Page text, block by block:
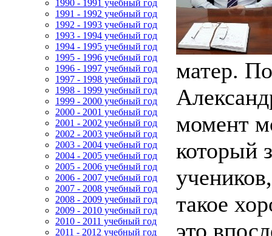
1990 - 1991 учебный год
1991 - 1992 учебный год
1992 - 1993 учебный год
1993 - 1994 учебный год
1994 - 1995 учебный год
1995 - 1996 учебный год
1996 - 1997 учебный год
1997 - 1998 учебный год
1998 - 1999 учебный год
1999 - 2000 учебный год
2000 - 2001 учебный год
2001 - 2002 учебный год
2002 - 2003 учебный год
2003 - 2004 учебный год
2004 - 2005 учебный год
2005 - 2006 учебный год
2006 - 2007 учебный год
2007 - 2008 учебный год
2008 - 2009 учебный год
2009 - 2010 учебный год
2010 - 2011 учебный год
2011 - 2012 учебный год
матер.
момент
который
такое
это